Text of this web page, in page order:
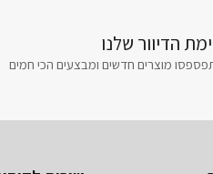
הדיוור שלנו
מוצרים חדשים ומבצעים הכי חמים